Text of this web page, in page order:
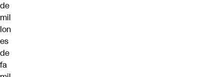
de
mil
lon
es
de
fa